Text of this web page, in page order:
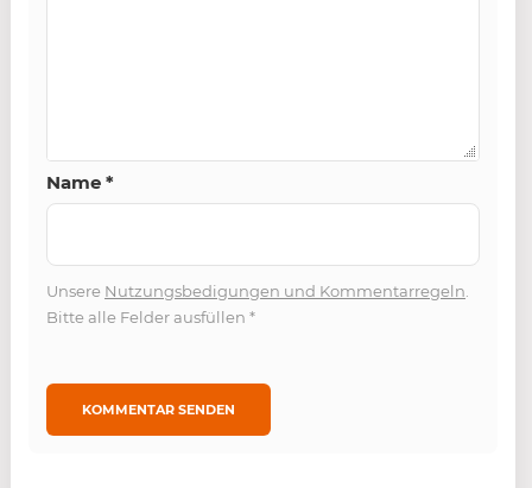
Name *
Unsere Nutzungsbedigungen und Kommentarregeln
Bitte alle Felder ausfüllen *